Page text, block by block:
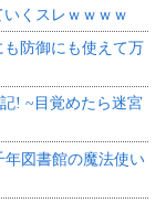
くスレｗｗｗｗ
防御にも使えて万
! ~目覚めたら迷宮
年図書館の魔法使い